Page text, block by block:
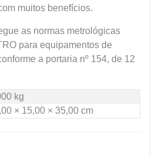
muitos benefícios.
as normas metrológicas
para equipamentos de
a portaria nº 154, de 12
kg
× 15,00 × 35,00 cm